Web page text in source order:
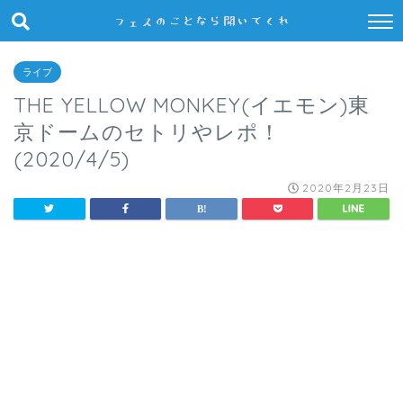
ライブ
THE YELLOW MONKEY(イエモン)東
京ドームのセトリやレポ！
(2020/4/5)
2020年2月23日